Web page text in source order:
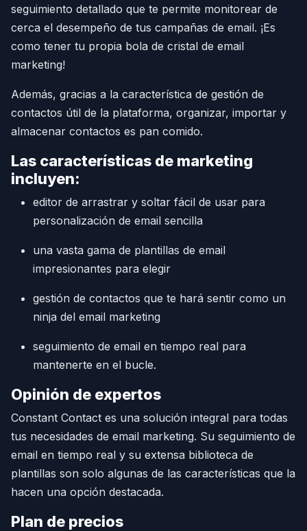
seguimiento detallado que te permite monitorear de
cerca el desempeño de tus campañas de email. ¡Es
como tener tu propia bola de cristal de email
marketing!
Además, gracias a la característica de gestión de
contactos útil de la plataforma, organizar, importar y
almacenar contactos es pan comido.
Las características de marketing
incluyen:
editor de arrastrar y soltar fácil de usar para
personalización de email sencilla
una vasta gama de plantillas de email
impresionantes para elegir
gestión de contactos que te hará sentir como un
ninja del email marketing
seguimiento de email en tiempo real para
mantenerte en el bucle.
Opinión de expertos
Constant Contact es una solución integral para todas
tus necesidades de email marketing. Su seguimiento de
email en tiempo real y su extensa biblioteca de
plantillas son solo algunas de las características que la
hacen una opción destacada.
Plan de precios